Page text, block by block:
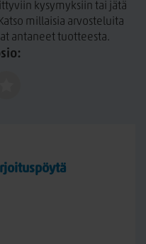
kysymyksiin tai jätä
millaisia arvosteluita
antaneet tuotteesta.